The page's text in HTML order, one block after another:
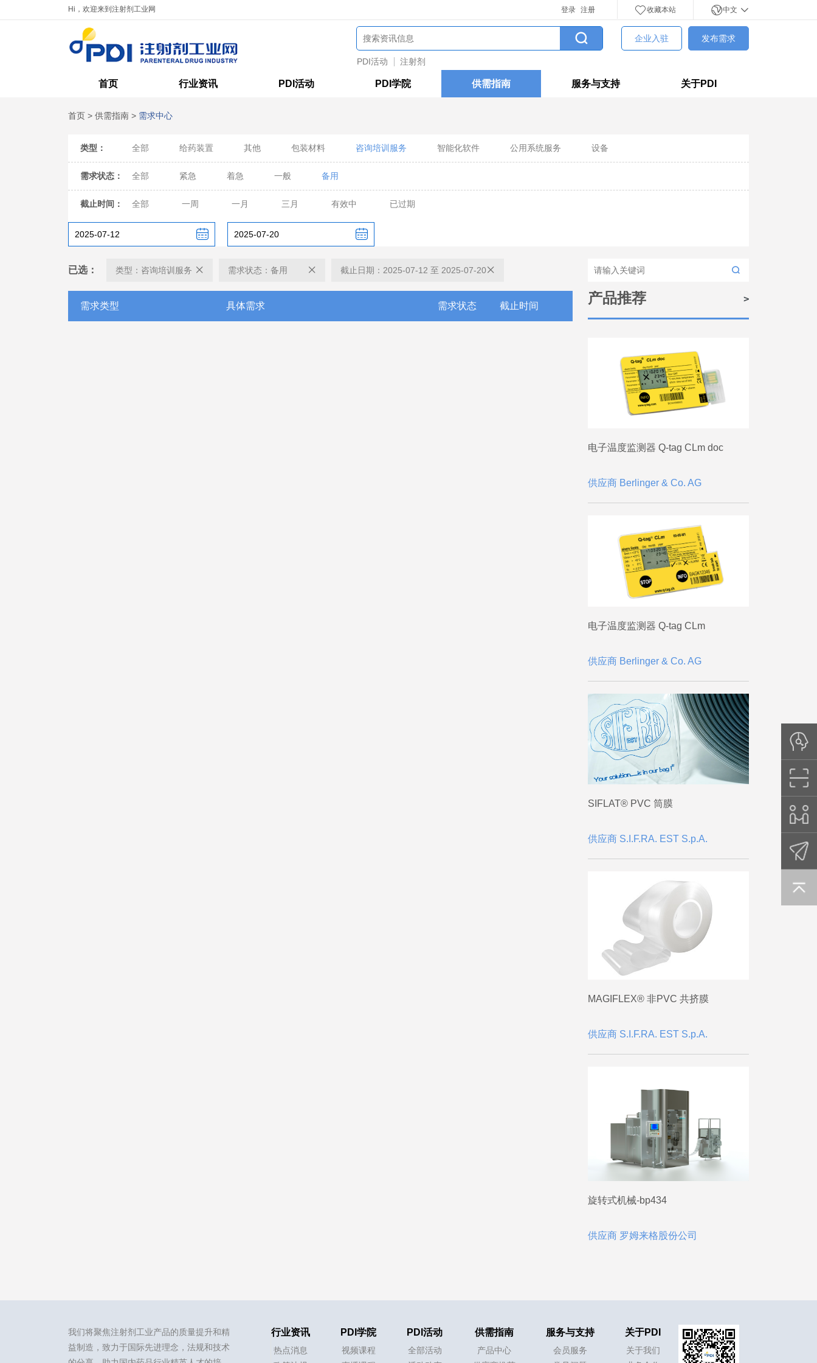
Hi，欢迎来到注射剂工业网 登录 注册 收藏本站 中文
PDI活动 注射剂
企业入驻 发布需求
首页 行业资讯 PDI活动 PDI学院 供需指南 服务与支持 关于PDI
首页 > 供需指南 > 需求中心
类型： 全部 给药装置 其他 包装材料 咨询培训服务 智能化软件 公用系统服务 设备
需求状态： 全部 紧急 着急 一般 备用
截止时间： 全部 一周 一月 三月 有效中 已过期
已选： 类型：咨询培训服务 需求状态：备用 截止日期：2025-07-12 至 2025-07-20
需求类型 具体需求 需求状态 截止时间 产品推荐
电子温度监测器 Q-tag CLm doc
供应商 Berlinger & Co. AG
电子温度监测器 Q-tag CLm
供应商 Berlinger & Co. AG
SIFLAT® PVC 筒膜
供应商 S.I.F.RA. EST S.p.A.
MAGIFLEX® 非PVC 共挤膜
供应商 S.I.F.RA. EST S.p.A.
旋转式机械-bp434
供应商 罗姆来格股份公司
我们将聚焦注射剂工业产品的质量提升和精
益制造，致力于国际先进理念，法规和技术
行业资讯
热点消息
PDI学院
视频课程
PDI活动
全部活动
供需指南
产品中心
服务与支持
会员服务
关于PDI
关于我们